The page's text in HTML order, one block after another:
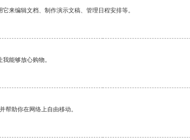
来编辑文档、制作演示文稿、管理日程安排等。
能够放心购物。
帮助你在网络上自由移动。